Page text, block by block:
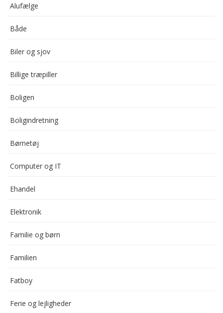
Alufælge
Både
Biler og sjov
Billige træpiller
Boligen
Boligindretning
Børnetøj
Computer og IT
Ehandel
Elektronik
Familie og børn
Familien
Fatboy
Ferie og lejligheder